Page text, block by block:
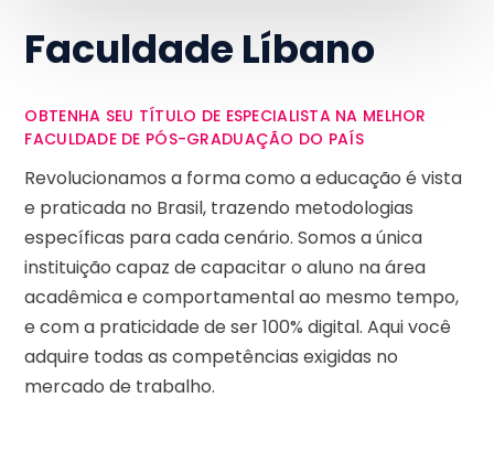
Faculdade Líbano
OBTENHA SEU TÍTULO DE ESPECIALISTA NA MELHOR
FACULDADE DE PÓS-GRADUAÇÃO DO PAÍS
Revolucionamos a forma como a educação é vista
e praticada no Brasil, trazendo metodologias
específicas para cada cenário. Somos a única
instituição capaz de capacitar o aluno na área
acadêmica e comportamental ao mesmo tempo,
e com a praticidade de ser 100% digital. Aqui você
adquire todas as competências exigidas no
mercado de trabalho.